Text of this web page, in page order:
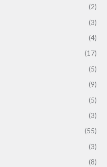
(2)
(3)
(4)
(17)
(5)
(9)
(5)
(3)
(55)
(3)
(8)